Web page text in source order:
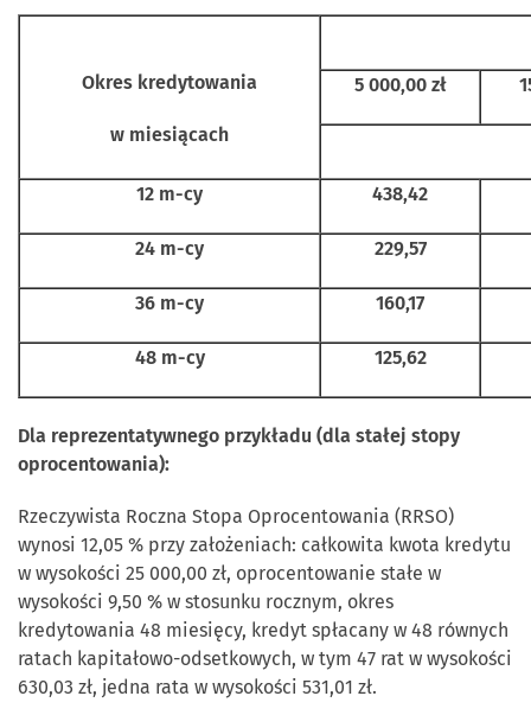
Okres kredytowania
w miesiącach
5 000,00 zł
12 m-cy 438,42
24 m-cy 229,57
36 m-cy 160,17
48 m-cy 125,62
Dla reprezentatywnego przykładu (dla stałej stopy
oprocentowania):
Rzeczywista Roczna Stopa Oprocentowania (RRSO)
wynosi 12,05 % przy założeniach: całkowita kwota kredytu
w wysokości 25 000,00 zł, oprocentowanie stałe w
wysokości 9,50 % w stosunku rocznym, okres
kredytowania 48 miesięcy, kredyt spłacany w 48 równych
ratach kapitałowo-odsetkowych, w tym 47 rat w wysokości
630,03 zł, jedna rata w wysokości 531,01 zł.